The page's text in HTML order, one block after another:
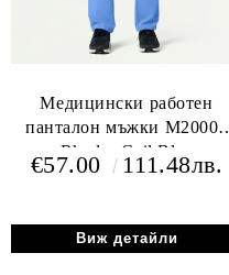
Медицински работен
панталон мъжки M20001
Rhodes Ceil Blue
€57.00 111.48лв.
Виж детайли